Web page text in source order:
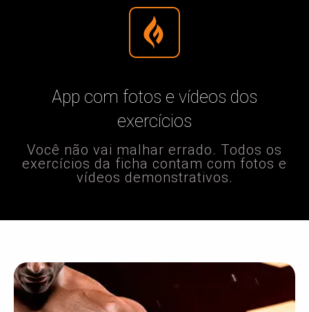
App com fotos e vídeos dos
exercícios
Você não vai malhar errado. Todos os
exercícios da ficha contam com fotos e
vídeos demonstrativos.